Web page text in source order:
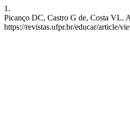
1.
Picanço DC, Castro G de, Costa VL.
https://revistas.ufpr.br/educar/article/